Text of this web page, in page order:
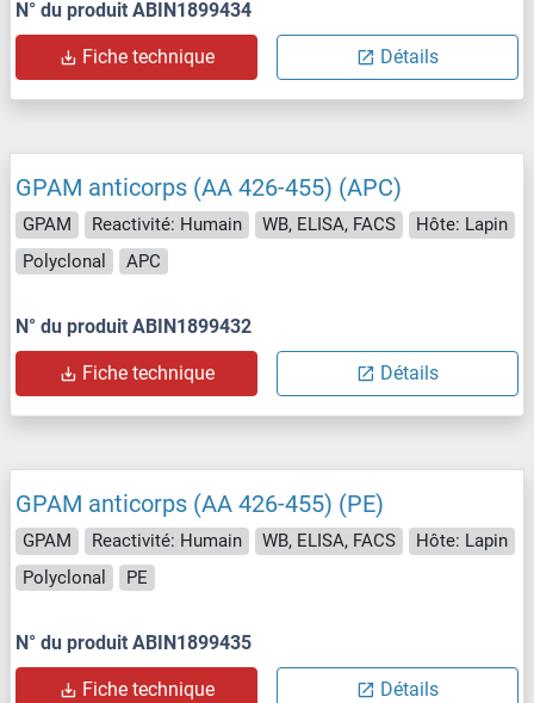
N° du produit ABIN1899434
Fiche technique Détails
GPAM anticorps (AA 426-455) (APC)
GPAM Reactivité: Humain WB, ELISA, FACS
Hôte: Lapin
Polyclonal
APC
N° du produit ABIN1899432
Fiche technique Détails
GPAM anticorps (AA 426-455) (PE)
GPAM Reactivité: Humain WB, ELISA, FACS
Hôte: Lapin
Polyclonal
PE
N° du produit ABIN1899435
Fiche technique Détails